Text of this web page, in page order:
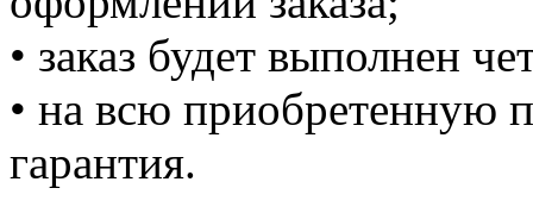
• заказ будет выполнен
• на всю приобретенную
гарантия.